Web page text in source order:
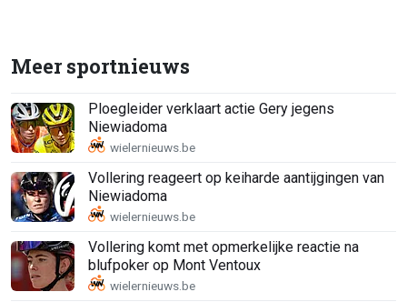
Meer sportnieuws
Ploegleider verklaart actie Gery jegens
Niewiadoma
Vollering reageert op keiharde aantijgingen van
Niewiadoma
Vollering komt met opmerkelijke reactie na
blufpoker op Mont Ventoux